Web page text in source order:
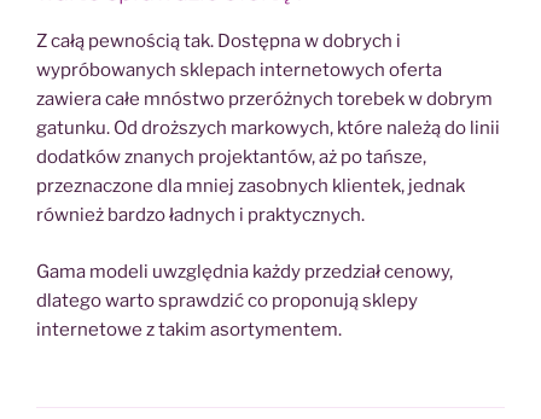
Z całą pewnością tak. Dostępna w dobrych i
wypróbowanych sklepach internetowych oferta
zawiera całe mnóstwo przeróżnych torebek w dobrym
gatunku. Od droższych markowych, które należą do linii
dodatków znanych projektantów, aż po tańsze,
przeznaczone dla mniej zasobnych klientek, jednak
również bardzo ładnych i praktycznych.
Gama modeli uwzględnia każdy przedział cenowy,
dlatego warto sprawdzić co proponują sklepy
internetowe z takim asortymentem.